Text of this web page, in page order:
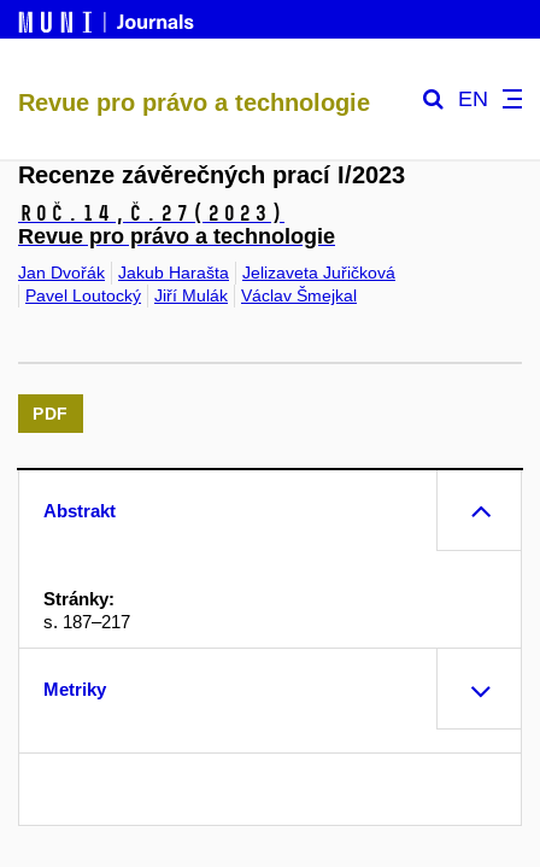
Revue pro právo a technologie EN
Recenze závěrečných prací I/2023
Roč.14, č.27 (2023)
Revue pro právo a technologie
Jan Dvořák Jakub Harašta
Jelizaveta Juřičková
Pavel Loutocký
Jiří Mulák Václav Šmejkal
PDF
Abstrakt
Stránky:
s. 187–217
Metriky